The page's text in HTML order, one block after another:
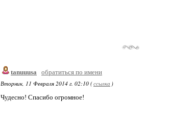
tanuuusa
обратиться по имени
Вторник, 11 Февраля 2014 г. 02:10 (ссылка )
Чудесно! Спасибо огромное!